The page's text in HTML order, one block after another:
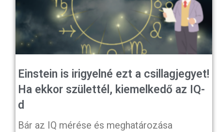
Einstein is irigyelné ezt a csillagjegyet!
Ha ekkor születtél, kiemelkedő az IQ-
d
Bár az IQ mérése és meghatározása